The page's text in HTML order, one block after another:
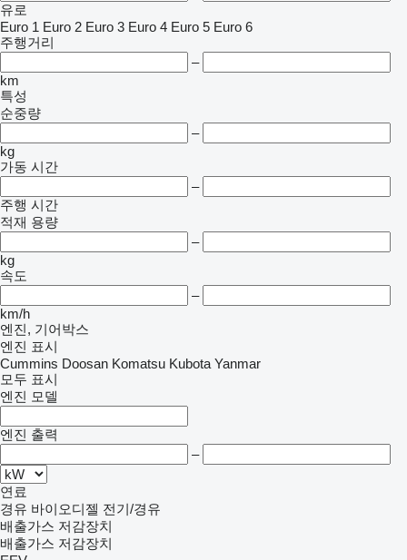
유로
Euro 1 Euro 2 Euro 3 Euro 4 Euro 5 Euro 6
주행거리
–
km
특성
순중량
–
kg
가동 시간
–
주행 시간
적재 용량
–
kg
속도
–
km/h
엔진, 기어박스
엔진 표시
Cummins Doosan Komatsu Kubota Yanmar
모두 표시
엔진 모델
엔진 출력
–
연료
경유 바이오디젤 전기/경유
배출가스 저감장치
배출가스 저감장치